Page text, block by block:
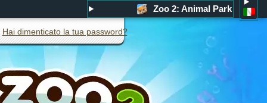
Zoo 2: Animal Park
Hai dimenticato la tua password?